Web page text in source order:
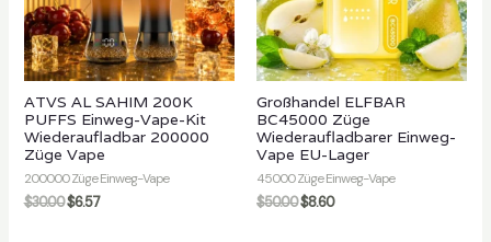
ATVS AL SAHIM 200K
PUFFS Einweg-Vape-Kit
Wiederaufladbar 200000
Züge Vape
200000 Züge Einweg-Vape
$30.00$6.57
Großhandel ELFBAR
BC45000 Züge
Wiederaufladbarer Einweg-
Vape EU-Lager
45000 Züge Einweg-Vape
$50.00$8.60